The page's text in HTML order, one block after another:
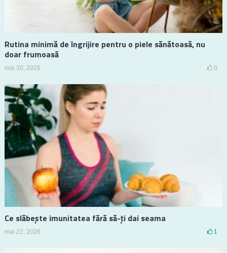
Rutina minimă de îngrijire pentru o piele sănătoasă, nu
doar frumoasă
mai 30, 2026 0
Ce slăbește imunitatea fără să-ți dai seama
mai 22, 2026 1